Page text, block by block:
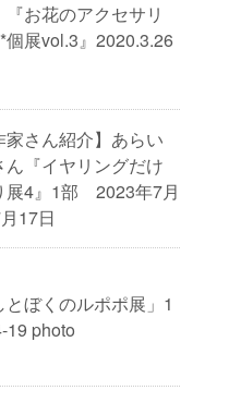
『お花のアクセサリ
個展vol.3』2020.3.26
家さん紹介】あらい
ん『イヤリングだけ
展4』1部 2023年7月
17日
とぼくのルポポ展」1
19 photo